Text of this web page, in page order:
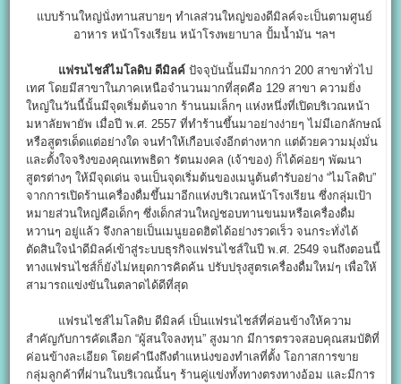
แบบร้านใหญ่นั่งทานสบายๆ ทำเลส่วนใหญ่ของดีมิลค์จะเป็นตามศูนย์
อาหาร หน้าโรงเรียน หน้าโรงพยาบาล ปั้มน้ำมัน ฯลฯ
แฟรนไชส์ไมโลดิบ ดีมิลค์ ปัจจุบันนั้นมีมากกว่า 200 สาขาทั่วไป
เทศ โดยมีสาขาในภาคเหนือจำนวนมากที่สุดคือ 129 สาขา ความยิ่ง
ใหญ่ในวันนี้นั้นมีจุดเริ่มต้นจาก ร้านนมเล็กๆ แห่งหนึ่งที่เปิดบริเวณหน้า
มหาลัยพายัพ เมื่อปี พ.ศ. 2557 ที่ทำร้านขึ้นมาอย่างง่ายๆ ไม่มีเอกลักษณ์
หรือสูตรเด็ดแต่อย่างใด จนทำให้เกือบเจ๋งอีกต่างหาก แต่ด้วยความมุ่งมั่น
และตั้งใจจริงของคุณเทพธิดา รัตนมงคล (เจ้าของ) ก็ได้ค่อยๆ พัฒนา
สูตรต่างๆ ให้มีจุดเด่น จนเป็นจุดเริ่มต้นของเมนูต้นตำรับอย่าง “ไมโลดิบ”
จากการเปิดร้านเครื่องดื่มขึ้นมาอีกแห่งบริเวณหน้าโรงเรียน ซึ่งกลุ่มเป้า
หมายส่วนใหญ่คือเด็กๆ ซึ่งเด็กส่วนใหญ่ชอบทานขนมหรือเครื่องดื่ม
หวานๆ อยู่แล้ว จึงกลายเป็นเมนูยอดฮิตได้อย่างรวดเร็ว จนกระทั่งได้
ตัดสินใจนำดีมิลค์เข้าสู่ระบบธุรกิจแฟรนไชส์ในปี พ.ศ. 2549 จนถึงตอนนี้
ทางแฟรนไชส์ก็ยังไม่หยุดการคิดค้น ปรับปรุงสูตรเครื่องดื่มใหม่ๆ เพื่อให้
สามารถแข่งขันในตลาดได้ดีที่สุด
แฟรนไชส์ไมโลดิบ ดีมิลค์ เป็นแฟรนไชส์ที่ค่อนข้างให้ความ
สำคัญกับการคัดเลือก “ผู้สนใจลงทุน” สูงมาก มีการตรวจสอบคุณสมบัติที่
ค่อนข้างละเอียด โดยคำนึงถึงตำแหน่งของทำเลที่ตั้ง โอกาสการขาย
กลุ่มลูกค้าที่ผ่านในบริเวณนั้นๆ ร้านคู่แข่งทั้งทางตรงทางอ้อม และมีการ